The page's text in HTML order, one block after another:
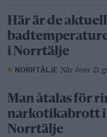
Här är de
i Norrtälje
NORRTÄLJE Når över 21
Man åtalas för
narkotikabrott i
Norrtälje